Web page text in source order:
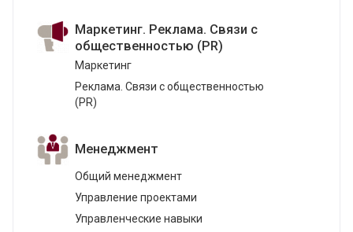
Маркетинг. Реклама. Связи с
общественностью (PR)
Маркетинг
Реклама. Связи с общественностью
(PR)
Менеджмент
Общий менеджмент
Управление проектами
Управленческие навыки